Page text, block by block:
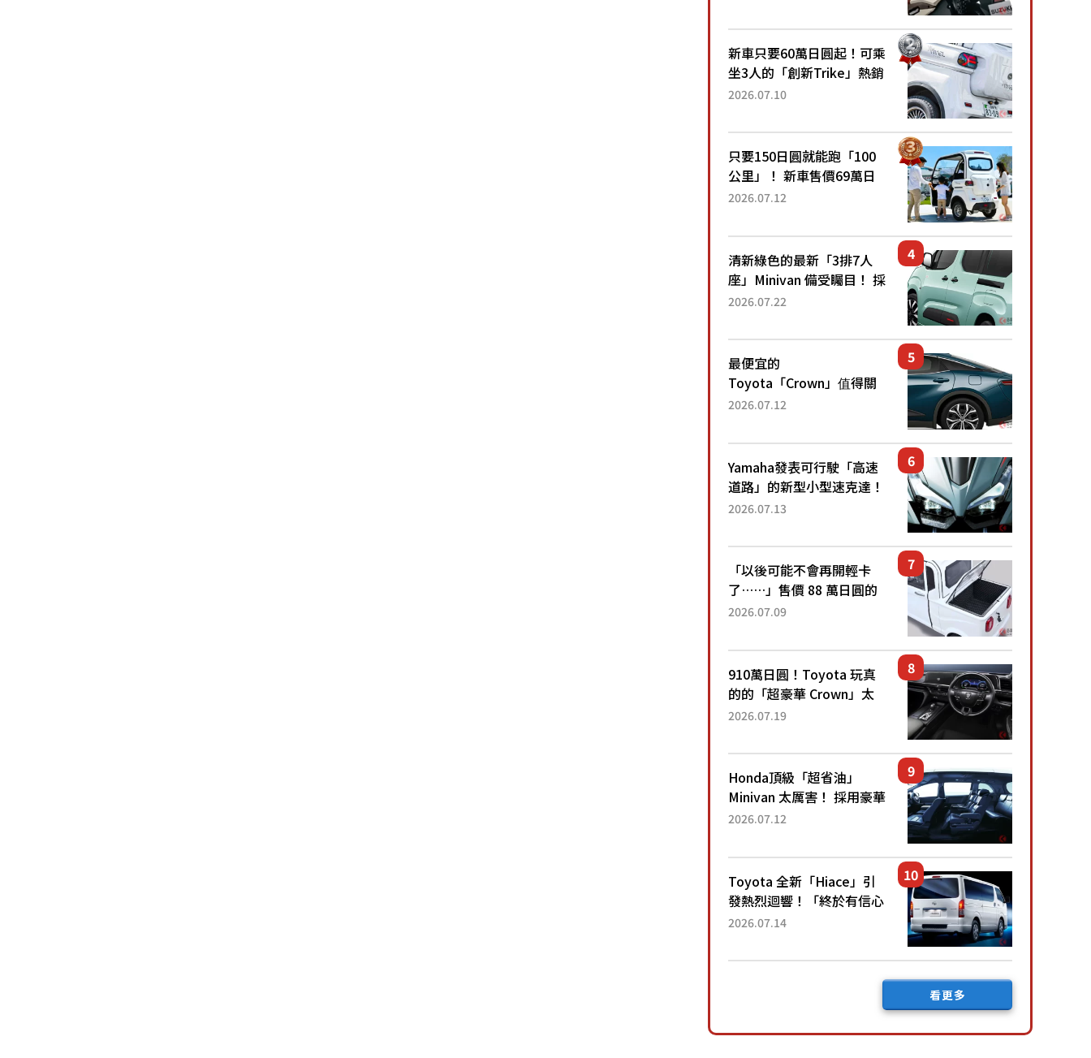
已陸續開始出口的新款
「B...
新車只要60萬日圓起！可乘
坐3人的「創新Trike」熱銷
大賣成為人氣車款！「養車
日圓就能跑100公里」「小
朋友坐得...
2026.07.10
只要150日圓就能跑「100
公里」！ 新車售價69萬日
圓的「3人座」Trike大受歡
為何能迅速熱賣？
2026.07.12
清新綠色的最新「3排7人
座」Minivan 備受矚目！ 採
用全長4.7公尺剛剛好的車
還推出467萬元日圓起的5
人座版...
2026.07.22
最便宜的
Toyota「Crown」值得關
注！ 搭載4WD、每公升
眼！ 配備豐富、超越售價
水準，堪稱高CP值代表的
「...
2026.07.12
Yamaha發表可行駛「高速
道路」的新型小型速克達！
搭載能享受超強勁「渦輪
高階「Super Sport」車款
相同的...
2026.07.13
「以後可能不會再開輕卡
了……」售價 88 萬日圓的
「超迷你輕型貨車」引發兩
100 公里！」「免驗車真的
太棒了！...
2026.07.09
910萬日圓！Toyota 玩真
的的「超豪華 Crown」太
厲害了！採用由「匠人技
運動化「底盤設定」！還配
備專屬豪華...
2026.07.19
Honda頂級「超省油」
Minivan 太厲害！ 採用豪華
「真皮座椅」與專屬「黑色
公里，兼具優異節能表現與
舒適「三...
2026.07.12
Toyota 全新「Hiace」引
發熱烈迴響！「終於有信心
下訂了！」「哪個等級交車
後竟然還要等「超過半年」
2026.07.14
看更多